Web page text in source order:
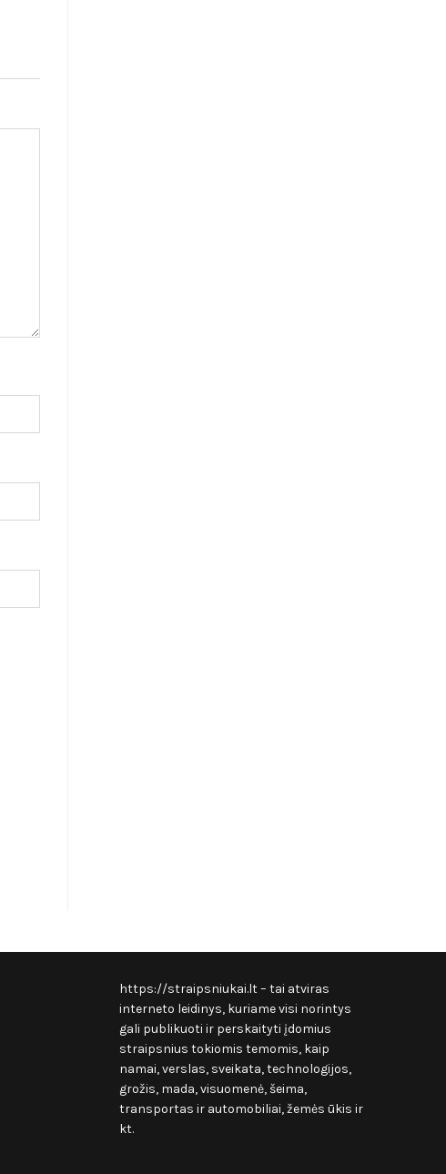
https://straipsniukai.lt– tai atviras
interneto leidinys, kuriame visi norintys
gali publikuoti ir perskaityti įdomius
straipsnius tokiomis temomis, kaip
namai, verslas, sveikata, technologijos,
grožis, mada, visuomenė, šeima,
transportas ir automobiliai, žemės ūkis ir
kt.